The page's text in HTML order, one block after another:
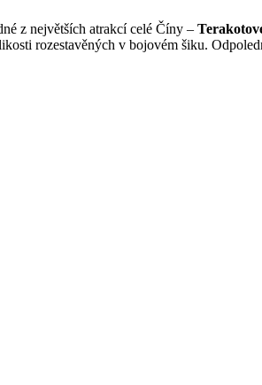
z největších atrakcí celé Číny –
rozestavěných v bojovém šiku.